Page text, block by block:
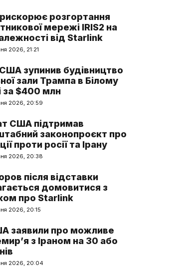
розгортання
мережі IRIS2 на
від Starlink
2026, 21:21
зупинив будівництво
зали Трампа в Білому
за $400 млн
2026, 20:59
США підтримав
законопроєкт про
проти росії та Ірану
2026, 20:38
після відставки
домовитися з
про Starlink
2026, 20:15
заявили про можливе
з Іраном на 30 або
2026, 20:04